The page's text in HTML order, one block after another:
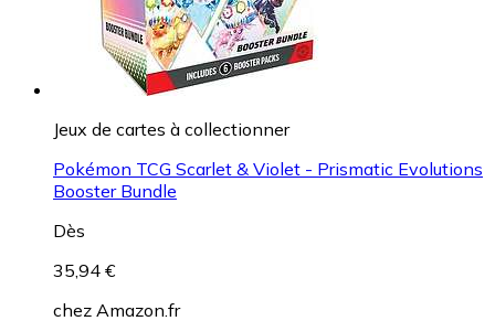
Jeux de cartes à collectionner
Pokémon TCG Scarlet & Violet - Prismatic Evolutions
Booster Bundle
Dès
35,94 €
chez Amazon.fr